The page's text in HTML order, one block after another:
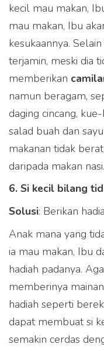
Produk
dapat
partner
kecil mau makan,
mau makan, Ibu
kesukaannya.
terjamin, meski dia
memberikan
namun beragam,
daging cincang,
salad buah dan
makanan tidak
daripada makan nasi.
6. Si kecil bilang
Solusi: Berikan
Anak mana yang
ia mau makan, Ibu
hadiah padanya.
memberinya
hadiah seperti
dapat membuat si
semakin cerdas